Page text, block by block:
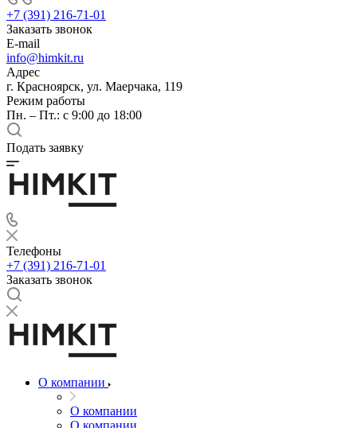
+7 (391) 216-71-01
Заказать звонок
E-mail
info@himkit.ru
Адрес
г. Красноярск, ул. Маерчака, 119
Режим работы
Пн. – Пт.: с 9:00 до 18:00
Подать заявку
Телефоны
+7 (391) 216-71-01
Заказать звонок
О компании
О компании
О компании